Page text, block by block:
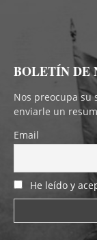
BOLETÍN DE
Nos preocupa su
enviarle un
Email
He leído y